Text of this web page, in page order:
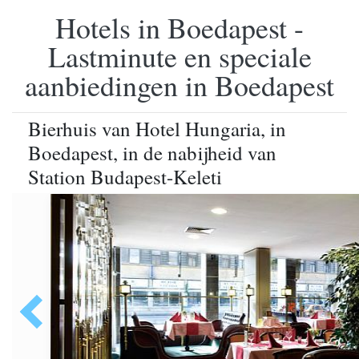
Hotels in Boedapest -
Lastminute en speciale
aanbiedingen in Boedapest
Bierhuis van Hotel Hungaria, in
Boedapest, in de nabijheid van
Station Budapest-Keleti